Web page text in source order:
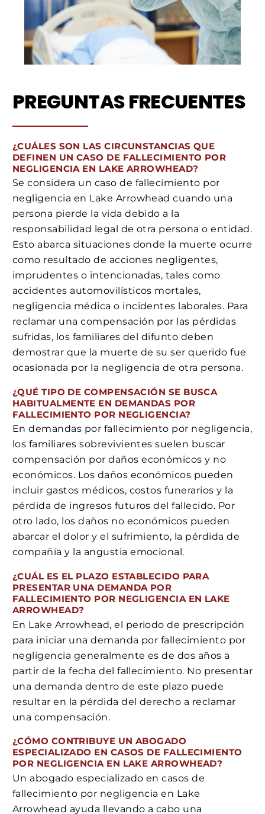
PREGUNTAS FRECUENTES
¿CUÁLES SON LAS CIRCUNSTANCIAS QUE
DEFINEN UN CASO DE FALLECIMIENTO POR
NEGLIGENCIA EN LAKE ARROWHEAD?
Se considera un caso de fallecimiento por
negligencia en Lake Arrowhead cuando una
persona pierde la vida debido a la
responsabilidad legal de otra persona o entidad.
Esto abarca situaciones donde la muerte ocurre
como resultado de acciones negligentes,
imprudentes o intencionadas, tales como
accidentes automovilísticos mortales,
negligencia médica o incidentes laborales. Para
reclamar una compensación por las pérdidas
sufridas, los familiares del difunto deben
demostrar que la muerte de su ser querido fue
ocasionada por la negligencia de otra persona.
¿QUÉ TIPO DE COMPENSACIÓN SE BUSCA
HABITUALMENTE EN DEMANDAS POR
FALLECIMIENTO POR NEGLIGENCIA?
En demandas por fallecimiento por negligencia,
los familiares sobrevivientes suelen buscar
compensación por daños económicos y no
económicos. Los daños económicos pueden
incluir gastos médicos, costos funerarios y la
pérdida de ingresos futuros del fallecido. Por
otro lado, los daños no económicos pueden
abarcar el dolor y el sufrimiento, la pérdida de
compañía y la angustia emocional.
¿CUÁL ES EL PLAZO ESTABLECIDO PARA
PRESENTAR UNA DEMANDA POR
FALLECIMIENTO POR NEGLIGENCIA EN LAKE
ARROWHEAD?
En Lake Arrowhead, el periodo de prescripción
para iniciar una demanda por fallecimiento por
negligencia generalmente es de dos años a
partir de la fecha del fallecimiento. No presentar
una demanda dentro de este plazo puede
resultar en la pérdida del derecho a reclamar
una compensación.
¿CÓMO CONTRIBUYE UN ABOGADO
ESPECIALIZADO EN CASOS DE FALLECIMIENTO
POR NEGLIGENCIA EN LAKE ARROWHEAD?
Un abogado especializado en casos de
fallecimiento por negligencia en Lake
Arrowhead ayuda llevando a cabo una